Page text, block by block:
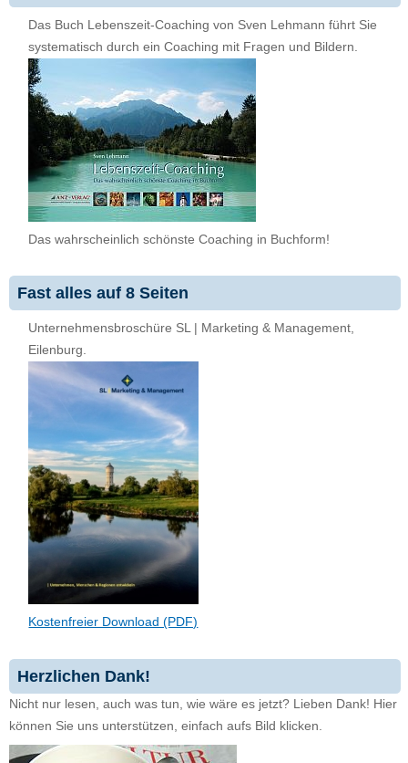
Das Buch Lebenszeit-Coaching von Sven Lehmann führt Sie
systematisch durch ein Coaching mit Fragen und Bildern.
Das wahrscheinlich schönste Coaching in Buchform!
Fast alles auf 8 Seiten
Unternehmensbroschüre SL | Marketing & Management,
Eilenburg.
Kostenfreier Download (PDF)
Herzlichen Dank!
Nicht nur lesen, auch was tun, wie wäre es jetzt? Lieben Dank! Hier
können Sie uns unterstützen, einfach aufs Bild klicken.